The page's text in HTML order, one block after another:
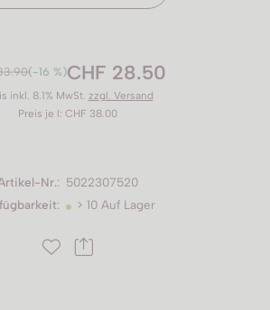
(-16 %)CHF 28.50
inkl. 8.1% MwSt. zzgl. Versand
Preis je l: CHF 38.00
Nr.: 5022307520
: > 10 Auf Lager